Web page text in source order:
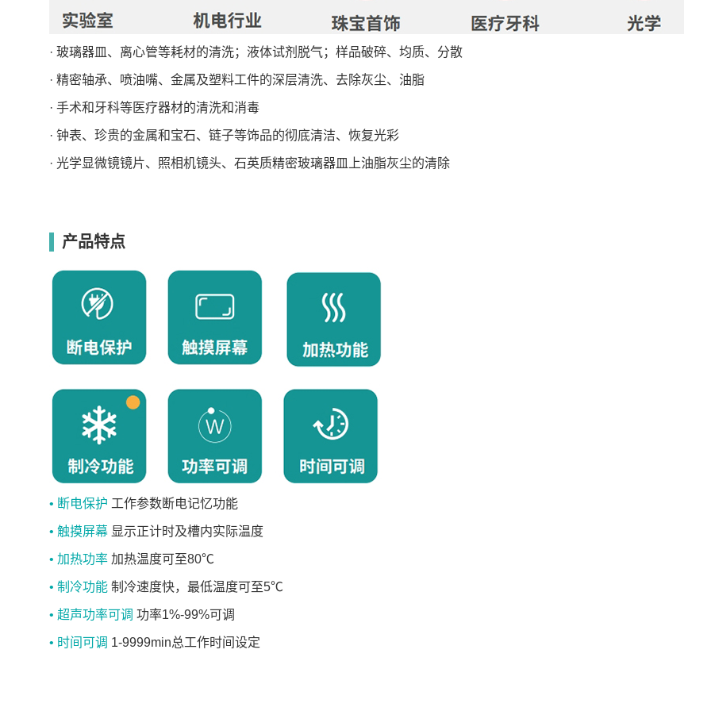
· 玻璃器皿、离心管等耗材的清洗；液体试剂脱气；样品破碎、均质、分散
· 精密轴承、喷油嘴、金属及塑料工件的深层清洗、去除灰尘、油脂
· 手术和牙科等医疗器材的清洗和消毒
· 钟表、珍贵的金属和宝石、链子等饰品的彻底清洁、恢复光彩
· 光学显微镜镜片、照相机镜头、石英质精密玻璃器皿上油脂灰尘的清除
产品特点
• 断电保护 工作参数断电记忆功能
• 触摸屏幕显示正计时及槽内实际温度
• 加热功率加热温度可至80℃
• 制冷功能制冷速度快，最低温度可至5℃
• 超声功率可调 功率1%-99%可调
• 时间可调 1-9999min总工作时间设定